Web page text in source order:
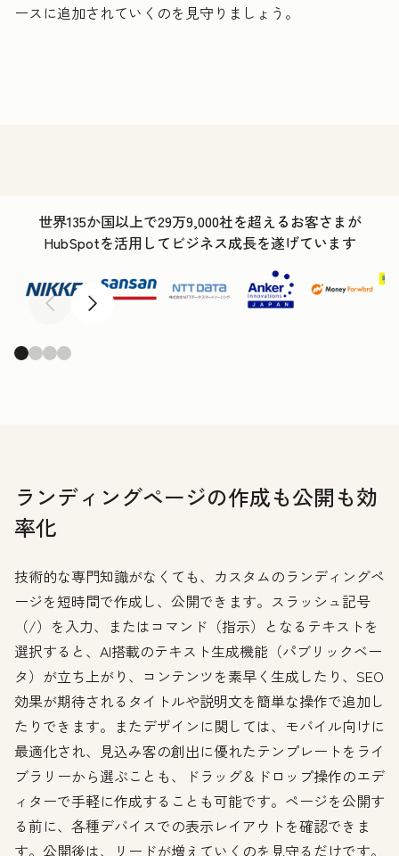
ースに追加されていくのを見守りましょう。
世界135か国以上で29万9,000社を超えるお客さまが
HubSpotを活用してビジネス成長を遂げています
前へ 次へ
ランディングページの作成も公開も効
率化
技術的な専門知識がなくても、カスタムのランディングペ
ージを短時間で作成し、公開できます。スラッシュ記号
（/）を入力、またはコマンド（指示）となるテキストを
選択すると、AI搭載のテキスト生成機能（パブリックベー
タ）が立ち上がり、コンテンツを素早く生成したり、SEO
効果が期待されるタイトルや説明文を簡単な操作で追加し
たりできます。またデザインに関しては、モバイル向けに
最適化され、見込み客の創出に優れたテンプレートをライ
ブラリーから選ぶことも、ドラッグ＆ドロップ操作のエデ
ィターで手軽に作成することも可能です。ページを公開す
る前に、各種デバイスでの表示レイアウトを確認できま
す。公開後は、リードが増えていくのを見守るだけです。